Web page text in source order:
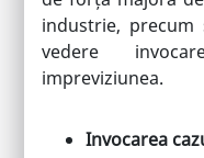
industrie,
vedere
impreviziunea.
Invocarea